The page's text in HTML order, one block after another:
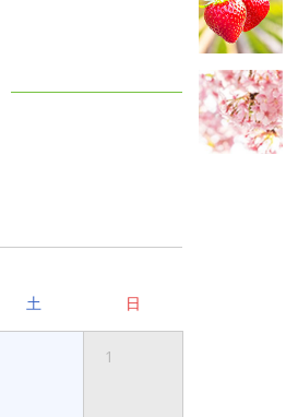
土 日
1